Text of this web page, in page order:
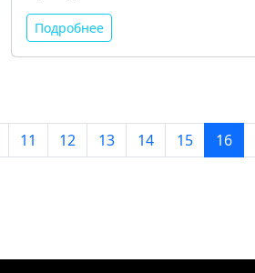
Подробнее
11 12 13 14 15 16